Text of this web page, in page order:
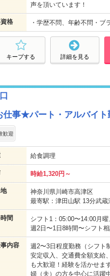
声を頂いています！
格 ・学歴不問、年齢不問・ブ
詳細を見る
キープする
仕事★パート・アルバイ
歓迎
給食調理
時給1,320円～
神奈川県川崎市高津区
最寄駅：津田山駅 13分武蔵
間
シフト1：05:00〜14:00月
週2日〜1日8時間〜シフト
内容
週2〜3日程度勤務（シフト
安定収入、交通費全額支給
も大歓迎！経験を活かせま
婦（夫）の方を中心に活躍